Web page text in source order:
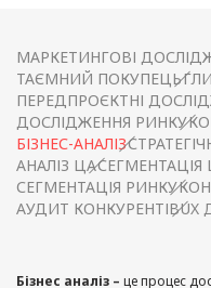
МАРКЕТИНГОВІ
ТАЄМНИЙ ПОКУПЕЦЬ
ПЕРЕДПРОЄКТНІ
ДОСЛІДЖЕННЯ РИНКУ
БІЗНЕС-АНАЛІЗ
АНАЛІЗ ЦАСЕГМЕНТАЦІЯ
СЕГМЕНТАЦІЯ РИНКУ
АУДИТ КОНКУРЕНТІВUX
Бізнес аналіз – це процес